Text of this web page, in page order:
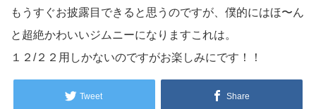
もうすぐお披露目できると思うのですが、僕的にはほ〜ん
と超絶かわいいジムニーになりますこれは。
１２/２２用しかないのですがお楽しみにです！！
Tweet Share